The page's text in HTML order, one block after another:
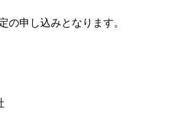
の申し込みとなります。